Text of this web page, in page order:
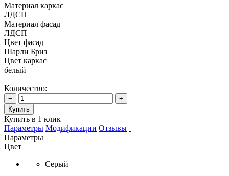
Материал каркас
ЛДСП
Материал фасад
ЛДСП
Цвет фасад
Шарли Бриз
Цвет каркас
белый
Количество:
−
+
Купить
Купить в 1 клик
Параметры Модификации Отзывы
Параметры
Цвет
Серый